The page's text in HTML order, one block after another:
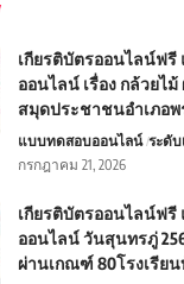
เกียรติบัตรออนไลน์ฟ
ออนไลน์ เรื่อง กล้วยไ
สมุดประชาชนอำเภอ
แบบทดสอบออนไลน์ ระดั
กรกฎาคม 21, 2026
เกียรติบัตรออนไลน์ฟ
ออนไลน์ วันสุนทรภู่
ผ่านเกณฑ์ 80โรงเรีย